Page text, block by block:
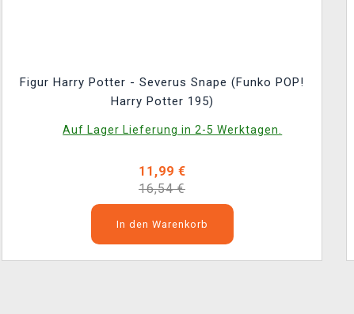
Figur Harry Potter - Severus Snape (Funko POP!
Harry Potter 195)
Auf Lager Lieferung in 2-5 Werktagen.
11,99 €
16,54 €
In den Warenkorb